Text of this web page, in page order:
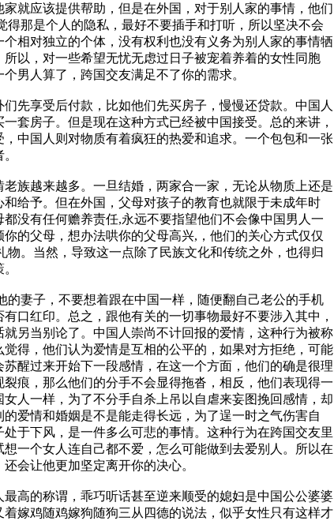
就应该提供帮助，但是在外国，对于别人家的事情，他们
得那是个人的隐私，最好不要插手和打听，所以坚决不会
相对独立的个体，没有权利也没有义务为别人家的事情牺
以，对一些希望无忧无虑过日子被宠着养着的女性同胞
男人算了，跨国交友满足不了你的需求。
先享受后付款，比如他们先买房子，慢慢还贷款。中国人
套房子。但是现在这种方式已经被中国接受。总的来讲，
中国人则对物质有着疯狂的热爱和追求。一个包包和一张
族越来越多。一旦结婚，两家合一家，无论从物质上还是
给予。但在外国，父母对孩子的教育也就限于未成年时
没有任何赡养责任,永远不要指望他们不会像中国男人一
的父母，想办法哄你的父母高兴,，他们的关心方式仅仅
物。当然，导致这一点除了民族文化和传统之外，也得归
的妻子，不要想着跟在中国一样，随便翻自己老公的手机
口红印。总之，跟他有关的一切事物最好不要涉入其中，
另当别论了。中国人崇尚不计回报的爱情，这种行为被称
得，他们认为爱情是互相的公平的，如果对方拒绝，可能
醒过来开始下一段感情，在这一个方面，他们的确是很理
痕，那么他们的分手不会显得拖沓，相反，他们表现得一
人一样，为了不分手自杀上吊以自虐来妄图挽回感情，却
爱情和婚姻是不是能走得长远，为了逞一时之气伤害自
于下风，是一件多么可悲的事情。这种行为在跨国交友里
一个女人连自己都不爱，怎么可能做到去爱别人。所以在
会让他更加坚定离开你的决心。
高的称谓，乖巧听话甚至逆来顺受的媳妇是中国公公婆婆
嫁鸡随鸡嫁狗随狗三从四德的说法，似乎女性只有这样才